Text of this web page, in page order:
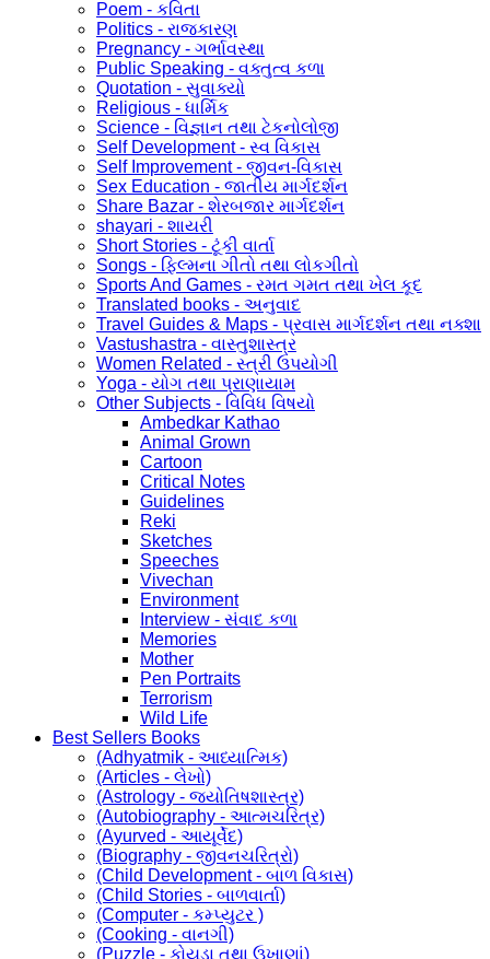
Poem - કવિતા
Politics - રાજકારણ
Pregnancy - ગર્ભાવસ્થા
Public Speaking - વક્તુત્વ કળા
Quotation - સુવાક્યો
Religious - ધાર્મિક
Science - વિજ્ઞાન તથા ટેકનોલોજી
Self Development - સ્વ વિકાસ
Self Improvement - જીવન-વિકાસ
Sex Education - જાતીય માર્ગદર્શન
Share Bazar - શેરબજાર માર્ગદર્શન
shayari - શાયરી
Short Stories - ટૂંકી વાર્તા
Songs - ફિલ્મના ગીતો તથા લોકગીતો
Sports And Games - રમત ગમત તથા ખેલ કૂદ
Translated books - અનુવાદ
Travel Guides & Maps - પ્રવાસ માર્ગદર્શન તથા નક્શા
Vastushastra - વાસ્તુશાસ્ત્ર
Women Related - સ્ત્રી ઉપયોગી
Yoga - યોગ તથા પ્રાણાયામ
Other Subjects - વિવિધ વિષયો
Ambedkar Kathao
Animal Grown
Cartoon
Critical Notes
Guidelines
Reki
Sketches
Speeches
Vivechan
Environment
Interview - સંવાદ કળા
Memories
Mother
Pen Portraits
Terrorism
Wild Life
Best Sellers Books
(Adhyatmik - આધ્યાત્મિક)
(Articles - લેખો)
(Astrology - જ્યોતિષશાસ્ત્ર)
(Autobiography - આત્મચરિત્ર)
(Ayurved - આયૂર્વેદ)
(Biography - જીવનચરિત્રો)
(Child Development - બાળ વિકાસ)
(Child Stories - બાળવાર્તા)
(Computer - કમ્પ્યુટર )
(Cooking - વાનગી)
(Puzzle - કોયડા તથા ઉખાણાં)